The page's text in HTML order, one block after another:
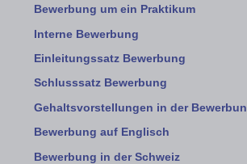
Bewerbung um ein Praktikum
Interne Bewerbung
Einleitungssatz Bewerbung
Schlusssatz Bewerbung
Gehaltsvorstellungen in der
Bewerbung auf Englisch
Bewerbung in der Schweiz